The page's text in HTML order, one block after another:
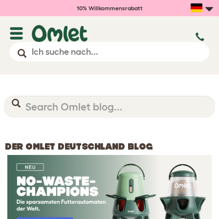
10% Willkommensrabatt
DER OMLET DEUTSCHLAND BLOG